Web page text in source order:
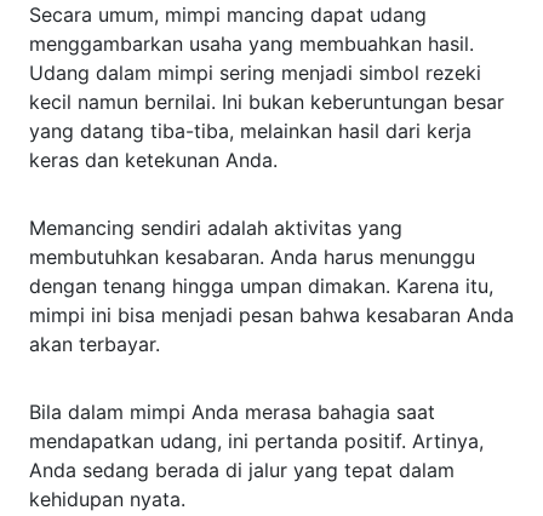
Secara umum, mimpi mancing dapat udang
menggambarkan usaha yang membuahkan hasil.
Udang dalam mimpi sering menjadi simbol rezeki
kecil namun bernilai. Ini bukan keberuntungan besar
yang datang tiba-tiba, melainkan hasil dari kerja
keras dan ketekunan Anda.
Memancing sendiri adalah aktivitas yang
membutuhkan kesabaran. Anda harus menunggu
dengan tenang hingga umpan dimakan. Karena itu,
mimpi ini bisa menjadi pesan bahwa kesabaran Anda
akan terbayar.
Bila dalam mimpi Anda merasa bahagia saat
mendapatkan udang, ini pertanda positif. Artinya,
Anda sedang berada di jalur yang tepat dalam
kehidupan nyata.